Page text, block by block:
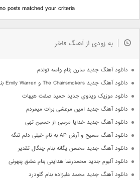
posts matched your criteria.
به زودی از آهنگ فاخر
دانلود آهنگ جدید سارن بنام واسه تولدم
دانلود آهنگ جدید The Chainsmokers و Emily Warren بنام Side Effects
دانلود موزیک ویدوی جدید حمید صفت هیهات
دانلود آهنگ جدید امین مرعشی برات میمردم
دانلود آهنگ جدید خدایا مرسی از حسین تهی
دانلود آهنگ مسیح و آرش AP به نام خیلی دلم تنگه
دانلود آهنگ جدید محسن یگانه بنام چنگال تقدیر
دانلود آلبوم جدید محمدرضا هدایتی بنام عشق پنهونی
دانلود آهنگ جدید محمد علیزاده بنام گلودرد